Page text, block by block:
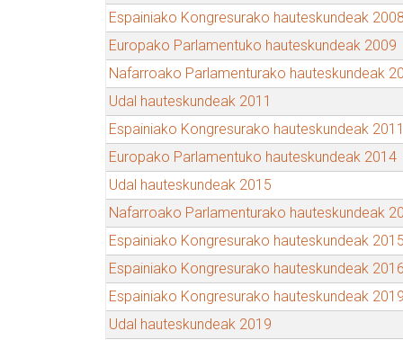
Espainiako Kongresurako hauteskundeak 2008
Europako Parlamentuko hauteskundeak 2009
Nafarroako Parlamenturako hauteskundeak
Udal hauteskundeak 2011
Espainiako Kongresurako hauteskundeak 2011
Europako Parlamentuko hauteskundeak 2014
Udal hauteskundeak 2015
Nafarroako Parlamenturako hauteskundeak
Espainiako Kongresurako hauteskundeak 2015
Espainiako Kongresurako hauteskundeak 2016
Espainiako Kongresurako hauteskundeak 2019
Udal hauteskundeak 2019